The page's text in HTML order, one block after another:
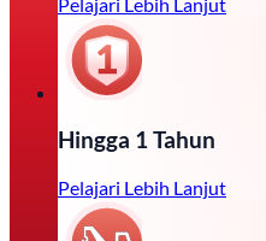
Hingga 1 Tahun
Pelajari Lebih Lanjut